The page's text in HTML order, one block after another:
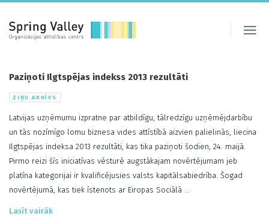
Paziņoti Ilgtspējas indekss 2013 rezultāti
ZIŅU ARHĪVS
Latvijas uzņēmumu izpratne par atbildīgu, tālredzīgu uzņēmējdarbību
un tās nozīmīgo lomu biznesa vides attīstībā aizvien palielinās, liecina
Ilgtspējas indeksa 2013 rezultāti, kas tika paziņoti šodien, 24. maijā.
Pirmo reizi šīs iniciatīvas vēsturē augstākajam novērtējumam jeb
platīna kategorijai ir kvalificējusies valsts kapitālsabiedrība. Šogad
novērtējumā, kas tiek īstenots ar Eiropas Sociālā ...
Lasīt vairāk